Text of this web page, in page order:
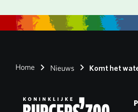
Home Nieuws Komt het